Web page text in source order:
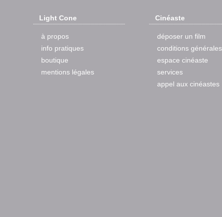
Light Cone
à propos
info pratiques
boutique
mentions légales
Cinéaste
déposer un film
conditions générales
espace cinéaste
services
appel aux cinéastes